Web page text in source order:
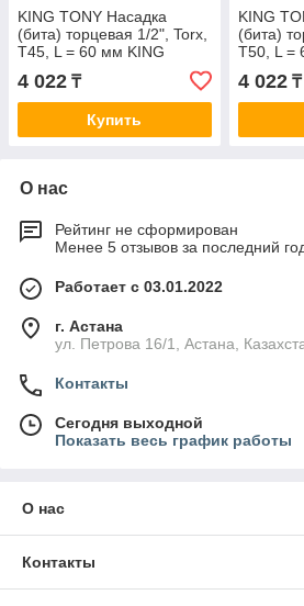
KING TONY Насадка
(бита) торцевая 1/2", Torx,
T45, L = 60 мм KING
4 022 ₸
Купить
KING
(бита)
T50, L =
4 022₸
О нас
Рейтинг не сформирован
Менее 5 отзывов за последний
Работает с 03.01.2022
г. Астана
ул. Петрова 16/1, Астана,
Контакты
Сегодня выходной
Показать весь график работы
О нас
Контакты